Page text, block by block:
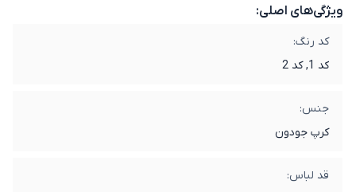
ویژگی‌های اصلی:
کد رنگ:
کد 1, کد 2
جنس:
کرپ جودون
قد لباس: